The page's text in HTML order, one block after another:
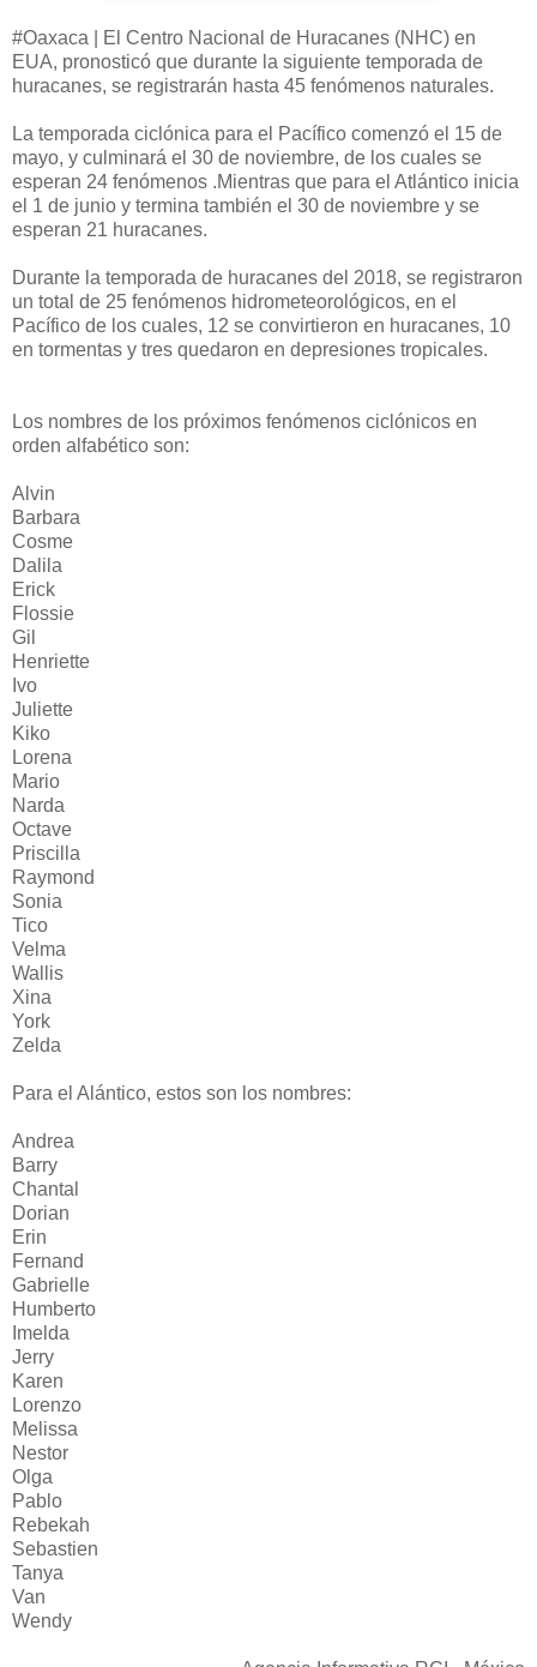
#Oaxaca | El Centro Nacional de Huracanes (NHC) en
EUA, pronosticó que durante la siguiente temporada de
huracanes, se registrarán hasta 45 fenómenos naturales.
La temporada ciclónica para el Pacífico comenzó el 15 de
mayo, y culminará el 30 de noviembre, de los cuales se
esperan 24 fenómenos .Mientras que para el Atlántico inicia
el 1 de junio y termina también el 30 de noviembre y se
esperan 21 huracanes.
Durante la temporada de huracanes del 2018, se registraron
un total de 25 fenómenos hidrometeorológicos, en el
Pacífico de los cuales, 12 se convirtieron en huracanes, 10
en tormentas y tres quedaron en depresiones tropicales.
Los nombres de los próximos fenómenos ciclónicos en
orden alfabético son:
Alvin
Barbara
Cosme
Dalila
Erick
Flossie
Gil
Henriette
Ivo
Juliette
Kiko
Lorena
Mario
Narda
Octave
Priscilla
Raymond
Sonia
Tico
Velma
Wallis
Xina
York
Zelda
Para el Alántico, estos son los nombres:
Andrea
Barry
Chantal
Dorian
Erin
Fernand
Gabrielle
Humberto
Imelda
Jerry
Karen
Lorenzo
Melissa
Nestor
Olga
Pablo
Rebekah
Sebastien
Tanya
Van
Wendy